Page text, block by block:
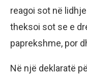
reagoi sot në
theksoi sot se e
paprekshme, por
Në një deklaratë